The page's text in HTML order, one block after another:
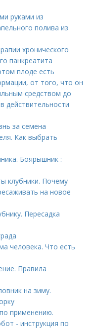
руками из
полива из
хронического
панкреатита
плоде есть
от того, что он
средством до
действительности
за семена
Как выбрать
Боярышник :
клубники. Почему
на новое
Пересадка
человека. Что есть
Правила
на зиму.
применению.
- инструкция по